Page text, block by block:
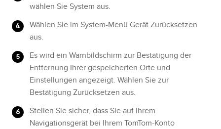
wählen Sie System aus.
Wählen Sie im System-Menü Gerät Zurücksetzen
aus.
Es wird ein Warnbildschirm zur Bestätigung der
Entfernung Ihrer gespeicherten Orte und
Einstellungen angezeigt. Wählen Sie zur
Bestätigung Zurücksetzen aus.
Stellen Sie sicher, dass Sie auf Ihrem
Navigationsgerät bei Ihrem TomTom-Konto